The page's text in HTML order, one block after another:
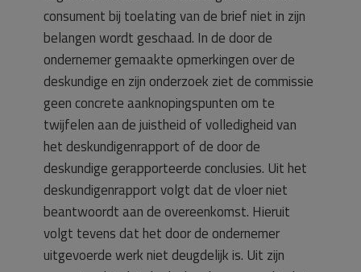
consument bij toelating van de brief niet in zijn
belangen wordt geschaad. In de door de
ondernemer gemaakte opmerkingen over de
deskundige en zijn onderzoek ziet de commissie
geen concrete aanknopingspunten om te
twijfelen aan de juistheid of volledigheid van
het deskundigenrapport of de door de
deskundige gerapporteerde conclusies. Uit het
deskundigenrapport volgt dat de vloer niet
beantwoordt aan de overeenkomst. Hieruit
volgt tevens dat het door de ondernemer
uitgevoerde werk niet deugdelijk is. Uit zijn